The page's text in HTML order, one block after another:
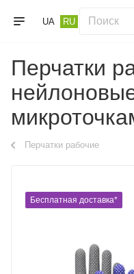
UA RU
Перчатки
Перчатки рабочие
Бесплатная доставка*